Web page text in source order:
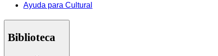
Ayuda para Cultural
Biblioteca